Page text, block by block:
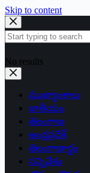
Skip to content
No results
ముఖ్యాంశాలు
జాతీయం
తెలంగాణ
ఆంధ్రప్రదేశ్
తెలంగాణార్థం
సన్నివేశం